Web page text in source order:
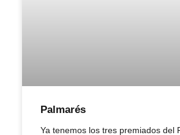
Palmarés
Ya tenemos los tres premiados del